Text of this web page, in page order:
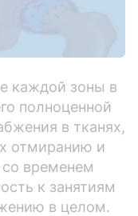
каждой зоны в
полноценной
в тканях,
отмиранию и
временем
к занятиям
в целом.